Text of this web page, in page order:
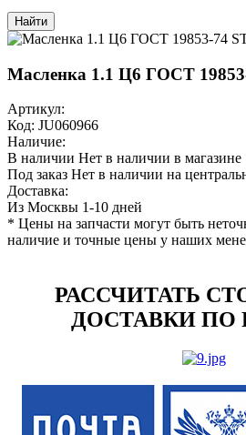
Найти
Масленка 1.1 Ц6 ГОСТ
Артикул:
Код: JU060966
Наличие:
В наличии Нет в наличии в магазине
Под заказ Нет в наличии на
Доставка:
Из Москвы 1-10 дней
* Цены на запчасти могут быть
наличие и точные цены у наших
РАССЧИТАТЬ
ДОСТАВКИ ПО